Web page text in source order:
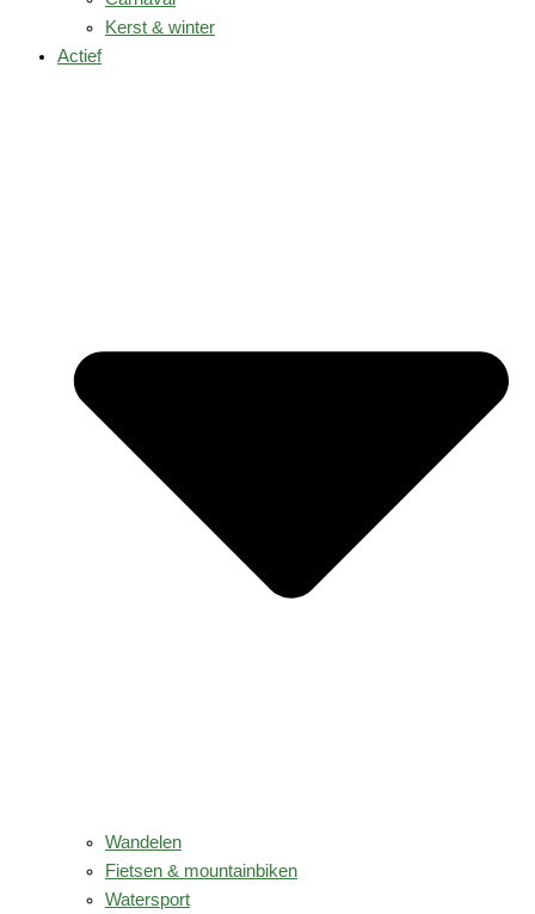
Kerst & winter
Actief
Wandelen
Fietsen & mountainbiken
Watersport